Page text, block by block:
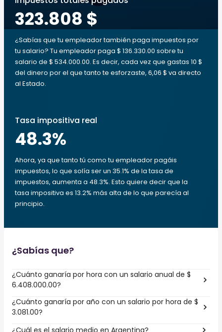
323.808 $
¿Sabías que tu empleador también paga impuestos por
tu salario? Tu empleador paga $ 136.330.00 sobre tu
salario de $ 534.000.00. Es decir, cada vez que gastas 10 $
del dinero por el que tanto te esforzaste, 6,06 $ va directo
al Estado.
Tasa impositiva real
48.3%
Ahora, ya que tanto tú como tu empleador pagáis
impuestos, lo que solía ser un 35.1% de la tasa de
impuestos, aumenta a 48.3%. Esto quiere decir que la
tasa impositiva es 13.2% más alta de lo que parecía al
principio.
¿Sabías que?
¿Cuánto ganaría por hora con un salario anual de $
6.408.000.00?
¿Cuánto ganaría por año con un salario por hora de $
3.081.00?
¿Cuál es el salario medio en Argentina?